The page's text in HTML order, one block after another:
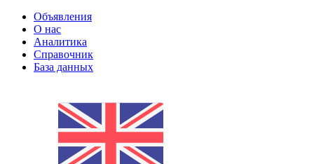
Объявления
О нас
Аналитика
Справочник
База данных